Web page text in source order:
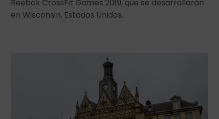
Reebok CrossFit Games 2019, que se desarrollarán
en Wisconsin, Estados Unidos.